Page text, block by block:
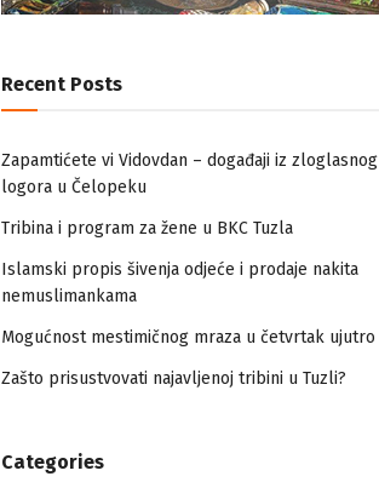
Recent Posts
Zapamtićete vi Vidovdan – događaji iz zloglasnog
logora u Čelopeku
Tribina i program za žene u BKC Tuzla
Islamski propis šivenja odjeće i prodaje nakita
nemuslimankama
Mogućnost mestimičnog mraza u četvrtak ujutro
Zašto prisustvovati najavljenoj tribini u Tuzli?
Categories